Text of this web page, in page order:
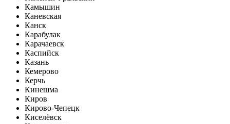
Камышин
Каневская
Канск
Карабулак
Карачаевск
Каспийск
Казань
Кемерово
Керчь
Кинешма
Киров
Кирово-Чепецк
Киселёвск